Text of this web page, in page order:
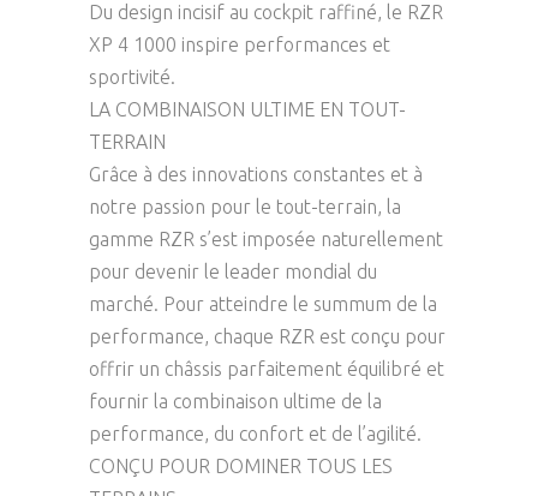
Du design incisif au cockpit raffiné, le RZR
XP 4 1000 inspire performances et
sportivité.
LA COMBINAISON ULTIME EN TOUT-
TERRAIN
Grâce à des innovations constantes et à
notre passion pour le tout-terrain, la
gamme RZR s’est imposée naturellement
pour devenir le leader mondial du
marché. Pour atteindre le summum de la
performance, chaque RZR est conçu pour
offrir un châssis parfaitement équilibré et
fournir la combinaison ultime de la
performance, du confort et de l’agilité.
CONÇU POUR DOMINER TOUS LES